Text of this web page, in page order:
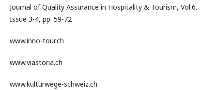
Journal of Quality Assurance in Hospitality & Tourism, Vol.6.
Issue 3-4, pp. 59-72
www.inno-tour.ch
www.viastoria.ch
www.kulturwege-schweiz.ch